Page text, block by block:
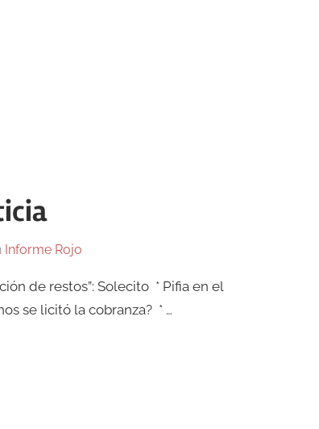
Informe Rojo
de restos”: Solecito * Pifia en el
se licitó la cobranza? * …